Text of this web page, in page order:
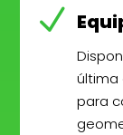
N
última
para